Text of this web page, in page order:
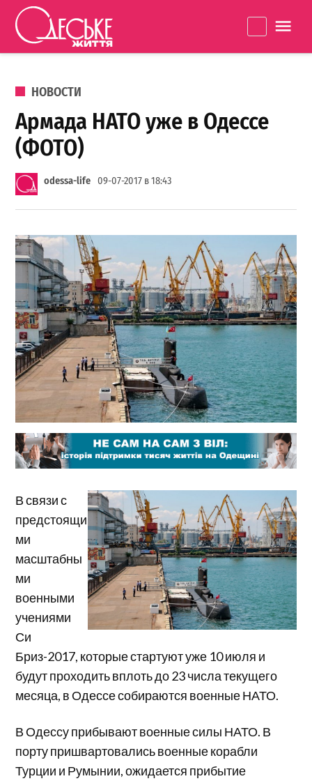
Перейти к содержанию
життя
ОПУБЛИКОВАНО В
НОВОСТИ
Армада НАТО уже в Одессе
(ФОТО)
odessa-life 09-07-2017 в 18:43
В связи с
предстоящи
ми
масштабны
ми
военными
учениями
Си
Бриз-2017, которые стартуют уже 10 июля и
будут проходить вплоть до 23 числа текущего
месяца, в Одессе собираются военные НАТО.
В Одессу прибывают военные силы НАТО. В
порту пришвартовались военные корабли
Турции и Румынии, ожидается прибытие